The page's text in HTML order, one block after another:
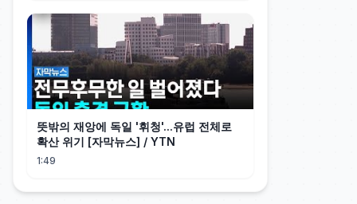
뜻밖의 재앙에 독일 '휘청'...유럽 전체로
확산 위기 [자막뉴스] / YTN
1:49